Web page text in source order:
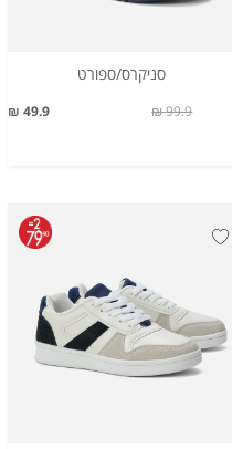
סניקרס/ספורט
49.9 ₪ 99.9 ₪